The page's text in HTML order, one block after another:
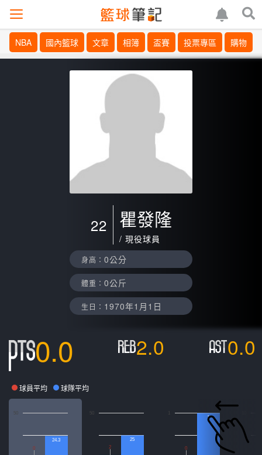
NBA 國內籃球 文章 相簿 盃賽 投票專區 購物
22 瞿發隆
/ 現役球員
身高： 0公分
體重： 0公斤
生日： 1970年1月1日
0.0 2.0 0.0
球員平均 球隊平均
50
0
24.3
50
2
25
0
1